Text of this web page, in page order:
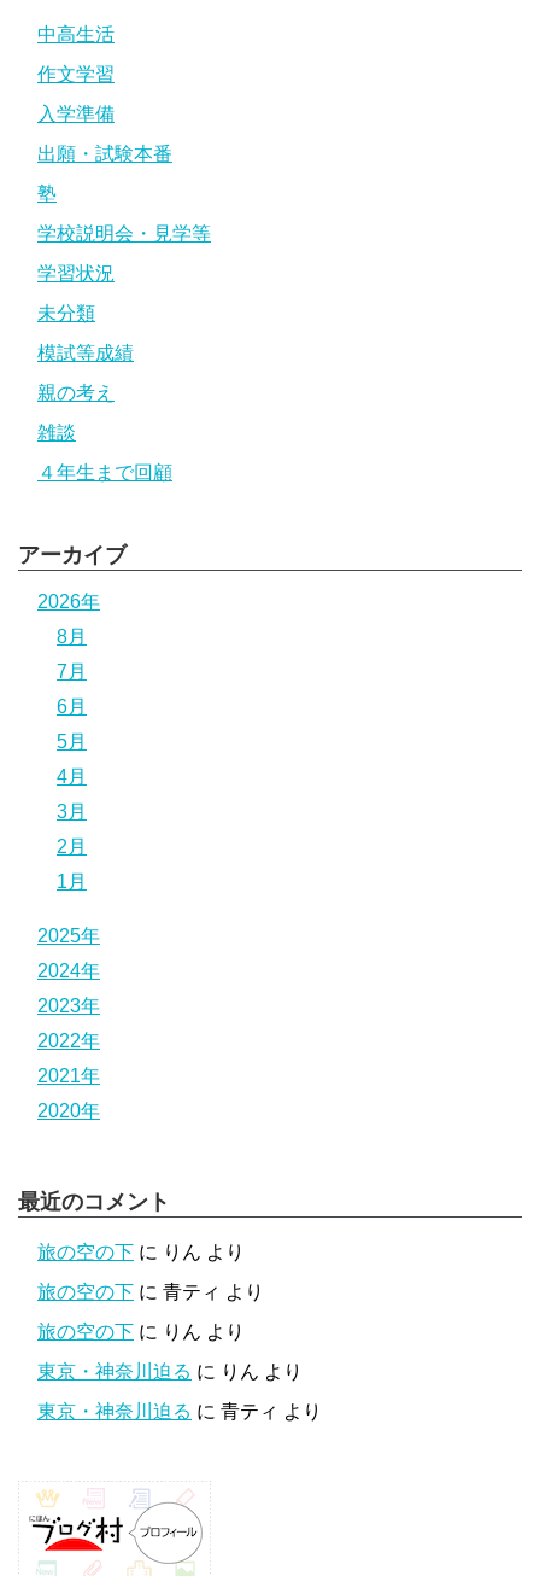
中高生活
作文学習
入学準備
出願・試験本番
塾
学校説明会・見学等
学習状況
未分類
模試等成績
親の考え
雑談
４年生まで回顧
アーカイブ
2026年
8月
7月
6月
5月
4月
3月
2月
1月
2025年
2024年
2023年
2022年
2021年
2020年
最近のコメント
旅の空の下 に りん より
旅の空の下 に 青ティ より
旅の空の下 に りん より
東京・神奈川迫る に りん より
東京・神奈川迫る に 青ティ より